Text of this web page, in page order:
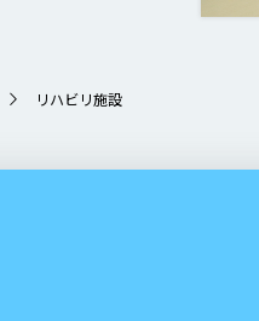
リハビリ施設